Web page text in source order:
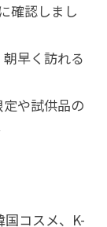
確認しまし
早く訪れる
や試供品の
コスメ、K-